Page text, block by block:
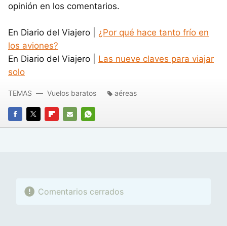
opinión en los comentarios.
En Diario del Viajero | ¿Por qué hace tanto frío en
los aviones?
En Diario del Viajero | Las nueve claves para viajar
solo
FACEBOOK
TWITTERFLIPBOARD
E-
WHATSAPP
TEMAS Vuelos baratos aéreas
Comentarios cerrados